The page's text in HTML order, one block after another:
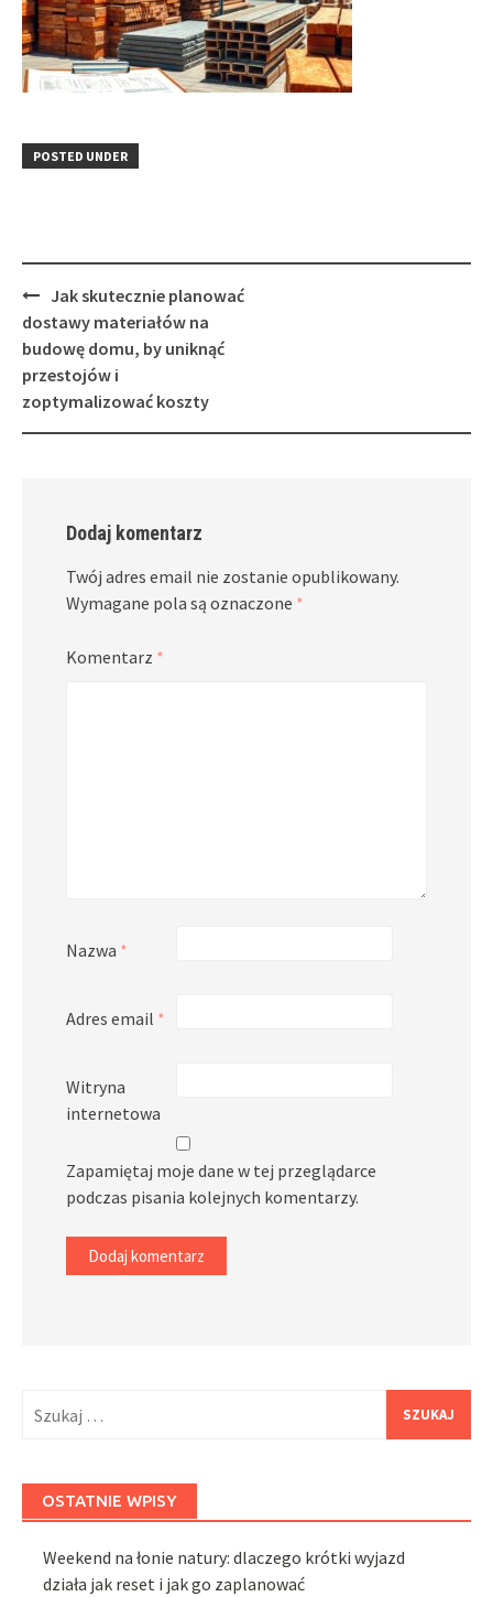
POSTED UNDER
Post
navigation
Jak skutecznie planować
dostawy materiałów na
budowę domu, by uniknąć
przestojów i
zoptymalizować koszty
Dodaj komentarz
Twój adres email nie zostanie opublikowany.
Wymagane pola są oznaczone *
Komentarz *
Nazwa *
Adres email *
Witryna
internetowa
Zapamiętaj moje dane w tej przeglądarce
podczas pisania kolejnych komentarzy.
OSTATNIE WPISY
Weekend na łonie natury: dlaczego krótki wyjazd
działa jak reset i jak go zaplanować